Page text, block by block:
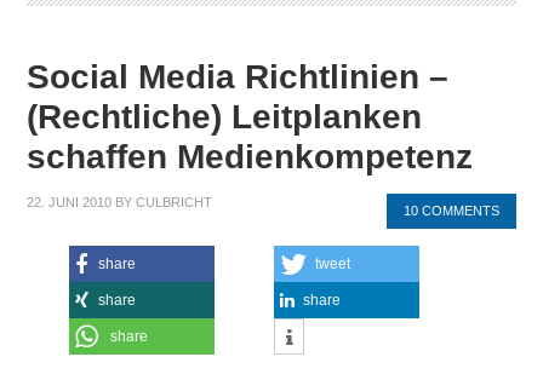
Social Media Richtlinien –
(Rechtliche) Leitplanken
schaffen Medienkompetenz
22. JUNI 2010 BYCULBRICHT
10 COMMENTS
share tweet
share share
share